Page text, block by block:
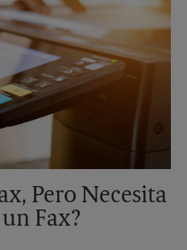
Pero Necesita
Fax?